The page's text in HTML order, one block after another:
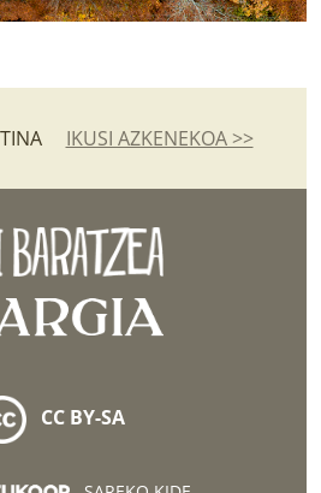
IKUSI AZKENEKOA >>
CC BY-SA